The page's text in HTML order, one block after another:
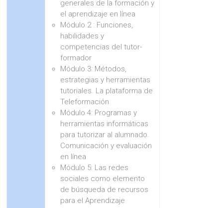
generales de la formación y
el aprendizaje en línea
Módulo 2 : Funciones,
habilidades y
competencias del tutor-
formador
Módulo 3: Métodos,
estrategias y herramientas
tutoriales. La plataforma de
Teleformación
Módulo 4: Programas y
herramientas informáticas
para tutorizar al alumnado.
Comunicación y evaluación
en línea
Módulo 5: Las redes
sociales como elemento
de búsqueda de recursos
para el Aprendizaje